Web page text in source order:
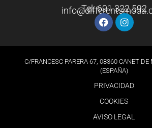
Tel: 691 322 592
C/FRANCESC PARERA 67, 08360 CANET DE
(ESPAÑA)
PRIVACIDAD
COOKIES
AVISO LEGAL